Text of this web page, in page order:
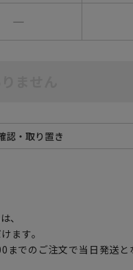
―
、
ます。
までのご注文で当日発送と